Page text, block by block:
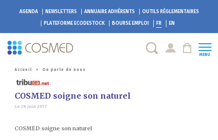
AGENDA NEWSLETTERS ANNUAIRE ADHÉRENTS
OUTILS RÉGLEMENTAIRES
PLATEFORME ECODESTOCK BOURSE EMPLOI FR EN
MENU
Accueil > On parle de nous
COSMED soigne son naturel
Le 28 juin 2017
COSMED soigne son naturel